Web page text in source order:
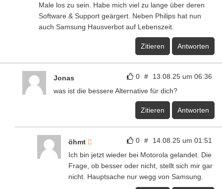
Male los zu sein. Habe mich viel zu lange über deren
Software & Support geärgert. Neben Philips hat nun
auch Samsung Hausverbot auf Lebenszeit.
Zitieren Antworten
0 # 13.08.25 um 06:36
Jonas
was ist die bessere Alternative für dich?
Zitieren Antworten
0 # 14.08.25 um 01:51
öhmt
Ich bin jetzt wieder bei Motorola gelandet. Die
Frage, ob besser oder nicht, stellt sich mir gar
nicht. Hauptsache nur wegg von Samsung.